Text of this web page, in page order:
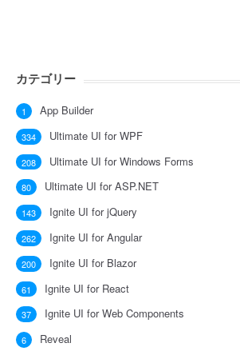
カテゴリー
App Builder
1
Ultimate UI for WPF
334
Ultimate UI for Windows Forms
208
Ultimate UI for ASP.NET
80
Ignite UI for jQuery
143
Ignite UI for Angular
262
Ignite UI for Blazor
200
Ignite UI for React
61
Ignite UI for Web Components
37
Reveal
6